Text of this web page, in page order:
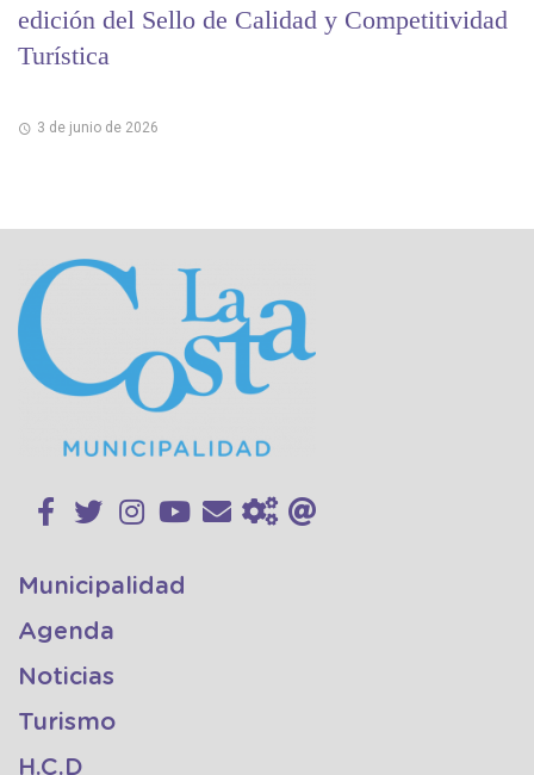
edición del Sello de Calidad y Competitividad
Turística
3 de junio de 2026
Municipalidad
Agenda
Noticias
Turismo
H.C.D